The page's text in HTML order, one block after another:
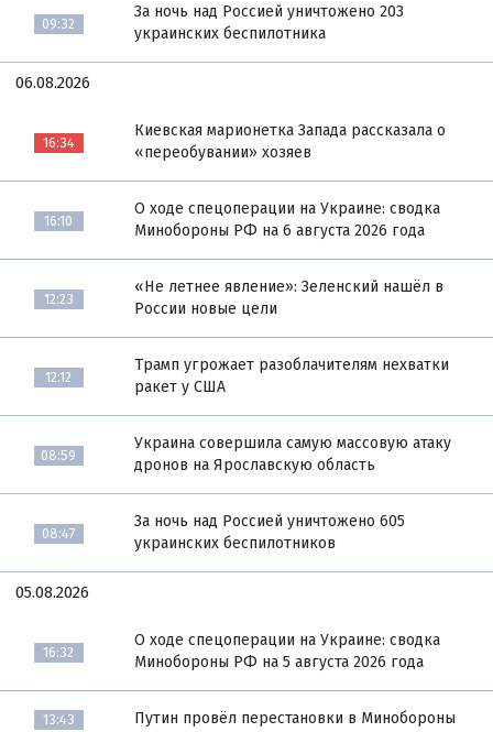
09:32
За ночь над Россией уничтожено 203
украинских беспилотника
06.08.2026
16:34
Киевская марионетка Запада рассказала о
«переобувании» хозяев
16:10
О ходе спецоперации на Украине: сводка
Минобороны РФ на 6 августа 2026 года
12:23
«Не летнее явление»: Зеленский нашёл в
России новые цели
12:12
Трамп угрожает разоблачителям нехватки
ракет у США
08:59
Украина совершила самую массовую атаку
дронов на Ярославскую область
08:47
За ночь над Россией уничтожено 605
украинских беспилотников
05.08.2026
16:32
О ходе спецоперации на Украине: сводка
Минобороны РФ на 5 августа 2026 года
13:43 Путин провёл перестановки в Минобороны